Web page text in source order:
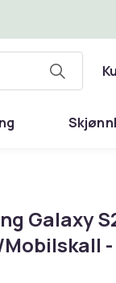
Galaxy